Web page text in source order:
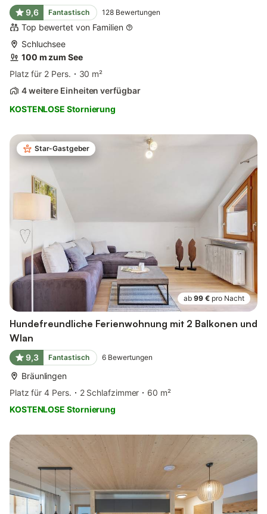
9,6 Fantastisch 128 Bewertungen
Top bewertet von Familien
Schluchsee
100 m zum See
Platz für 2 Pers.
30 m²
4 weitere Einheiten verfügbar
KOSTENLOSE Stornierung
Star-Gastgeber
ab 99 € pro Nacht
Hundefreundliche Ferienwohnung mit 2 Balkonen und
Wlan
9,3 Fantastisch 6 Bewertungen
Bräunlingen
Platz für 4 Pers.
2 Schlafzimmer
60 m²
KOSTENLOSE Stornierung